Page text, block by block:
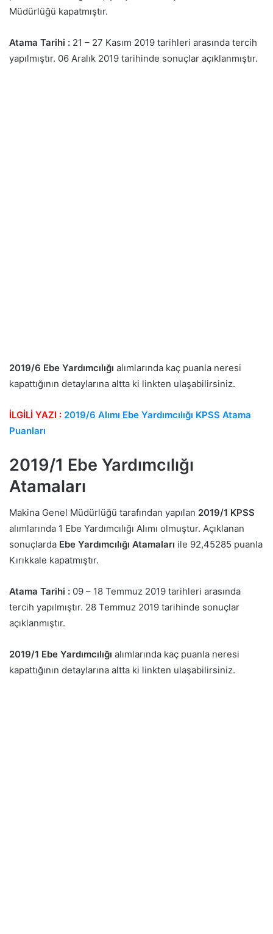
Müdürlüğü kapatmıştır.
Atama Tarihi : 21 – 27 Kasım 2019 tarihleri arasında tercih
yapılmıştır. 06 Aralık 2019 tarihinde sonuçlar açıklanmıştır.
2019/6 Ebe Yardımcılığı alımlarında kaç puanla neresi
kapattığının detaylarına altta ki linkten ulaşabilirsiniz.
İLGİLİ YAZI : 2019/6 Alımı Ebe Yardımcılığı KPSS Atama
Puanları
2019/1 Ebe Yardımcılığı
Atamaları
Makina Genel Müdürlüğü tarafından yapılan 2019/1 KPSS
alımlarında 1 Ebe Yardımcılığı Alımı olmuştur. Açıklanan
sonuçlarda Ebe Yardımcılığı Atamaları ile 92,45285 puanla
Kırıkkale kapatmıştır.
Atama Tarihi : 09 – 18 Temmuz 2019 tarihleri arasında
tercih yapılmıştır. 28 Temmuz 2019 tarihinde sonuçlar
açıklanmıştır.
2019/1 Ebe Yardımcılığı alımlarında kaç puanla neresi
kapattığının detaylarına altta ki linkten ulaşabilirsiniz.